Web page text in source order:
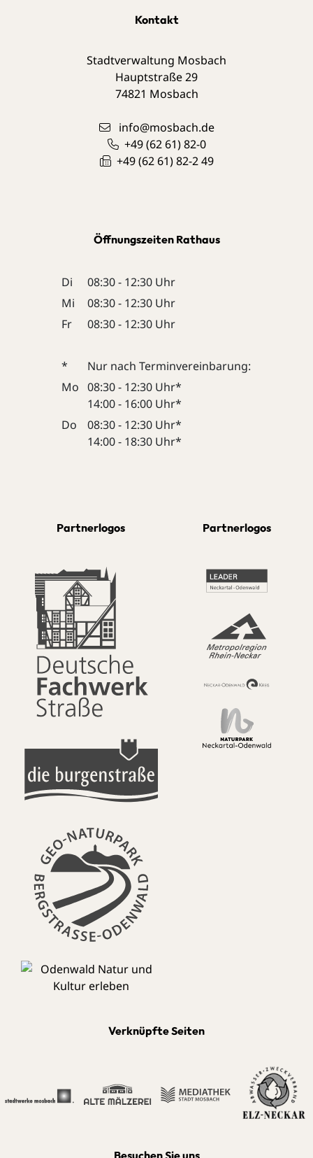
Kontakt
Stadtverwaltung Mosbach
Hauptstraße 29
74821 Mosbach
info@mosbach.de
+49 (62 61) 82-0
+49 (62 61) 82-2 49
Öffnungszeiten Rathaus
Di
08:30 - 12:30 Uhr
Mi
08:30 - 12:30 Uhr
Fr
08:30 - 12:30 Uhr
*
Nur nach Terminvereinbarung:
Mo 08:30 - 12:30 Uhr*
14:00 - 16:00 Uhr*
Do
08:30 - 12:30 Uhr*
14:00 - 18:30 Uhr*
Partnerlogos Partnerlogos
Verknüpfte Seiten
Besuchen Sie uns